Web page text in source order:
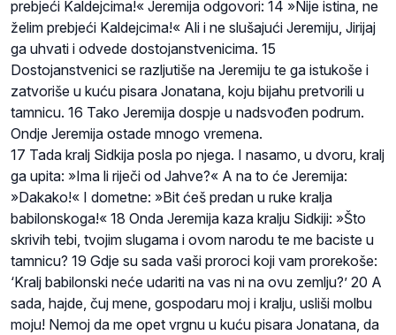
prebjeći Kaldejcima!« Jeremija odgovori: 14 »Nije istina, ne
želim prebjeći Kaldejcima!« Ali i ne slušajući Jeremiju, Jirijaj
ga uhvati i odvede dostojanstvenicima. 15
Dostojanstvenici se razljutiše na Jeremiju te ga istukoše i
zatvoriše u kuću pisara Jonatana, koju bijahu pretvorili u
tamnicu. 16 Tako Jeremija dospje u nadsvođen podrum.
Ondje Jeremija ostade mnogo vremena.
17 Tada kralj Sidkija posla po njega. I nasamo, u dvoru, kralj
ga upita: »Ima li riječi od Jahve?« A na to će Jeremija:
»Dakako!« I dometne: »Bit ćeš predan u ruke kralja
babilonskoga!« 18 Onda Jeremija kaza kralju Sidkiji: »Što
skrivih tebi, tvojim slugama i ovom narodu te me baciste u
tamnicu? 19 Gdje su sada vaši proroci koji vam prorekoše:
‘Kralj babilonski neće udariti na vas ni na ovu zemlju?’ 20 A
sada, hajde, čuj mene, gospodaru moj i kralju, usliši molbu
moju! Nemoj da me opet vrgnu u kuću pisara Jonatana, da